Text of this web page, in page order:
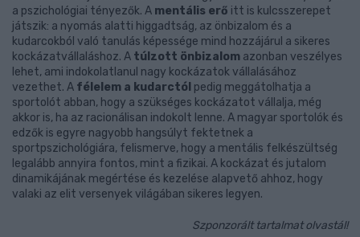
a pszichológiai tényezők. A mentális erő itt is kulcsszerepet
játszik: a nyomás alatti higgadtság, az önbizalom és a
kudarcokból való tanulás képessége mind hozzájárul a sikeres
kockázatvállaláshoz. A túlzott önbizalom azonban veszélyes
lehet, ami indokolatlanul nagy kockázatok vállalásához
vezethet. A félelem a kudarctól pedig meggátolhatja a
sportolót abban, hogy a szükséges kockázatot vállalja, még
akkor is, ha az racionálisan indokolt lenne. A magyar sportolók és
edzők is egyre nagyobb hangsúlyt fektetnek a
sportpszichológiára, felismerve, hogy a mentális felkészültség
legalább annyira fontos, mint a fizikai. A kockázat és jutalom
dinamikájának megértése és kezelése alapvető ahhoz, hogy
valaki az elit versenyek világában sikeres legyen.
Szponzorált tartalmat olvastál!